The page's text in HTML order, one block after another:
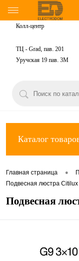
Колл-центр
ТЦ - Grad, пав. 201
Уручская 19 пав. 3М
Каталог
Главная страница •
Подвесная люстра
Подвесная